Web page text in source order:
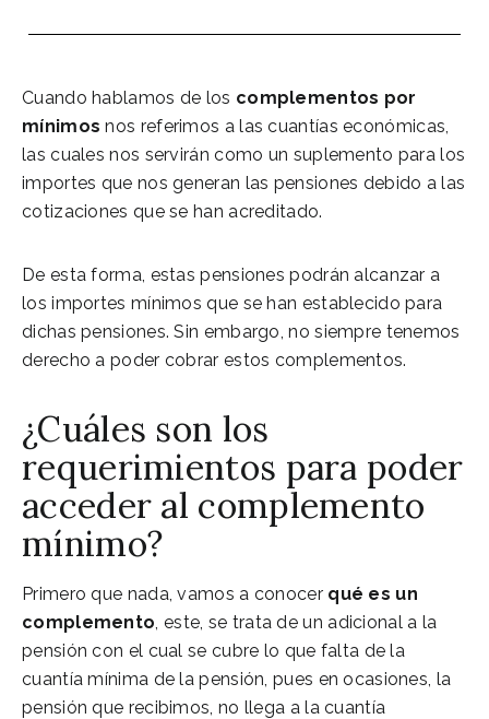
Cuando hablamos de los complementos por
mínimosnos referimos a las cuantías económicas,
las cuales nos servirán como un suplemento para los
importes que nos generan las pensiones debido a las
cotizaciones que se han acreditado.
De esta forma, estas pensiones podrán alcanzar a
los importes mínimos que se han establecido para
dichas pensiones. Sin embargo, no siempre tenemos
derecho a poder cobrar estos complementos.
¿Cuáles son los
requerimientos para poder
acceder al complemento
mínimo?
Primero que nada, vamos a conocer qué es un
complemento, este, se trata de un adicional a la
pensión con el cual se cubre lo que falta de la
cuantía mínima de la pensión, pues en ocasiones, la
pensión que recibimos, no llega a la cuantía